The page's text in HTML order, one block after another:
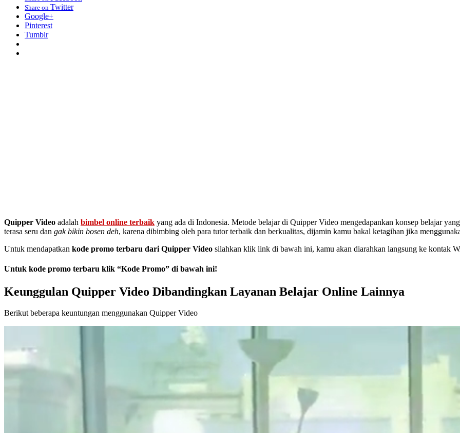
Share on Twitter
Google+
Pinterest
Tumblr
Quipper Video adalah bimbel online terbaik yang ada di Indonesia. Metode belajar di Quipper Video mengedapankan konsep belajar
terasa seru dan gak bikin bosen deh, karena dibimbing oleh para tutor terbaik dan berkualitas, dijamin kamu bakal ketagihan jika
Untuk mendapatkan kode promo terbaru dari Quipper Video silahkan klik link di bawah ini, kamu akan diarahkan langsung ke kontak
Untuk kode promo terbaru klik “Kode Promo” di bawah ini!
Keunggulan Quipper Video Dibandingkan Layanan Belajar Online Lainnya
Berikut beberapa keuntungan menggunakan Quipper Video